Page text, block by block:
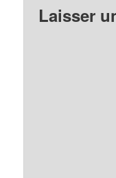
Laisser